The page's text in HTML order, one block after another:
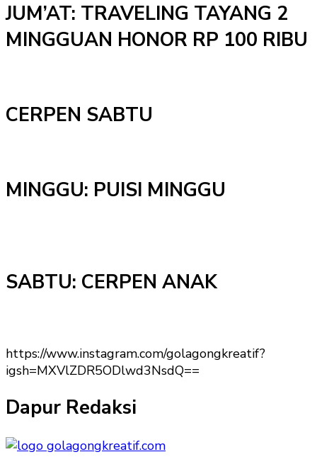
JUM’AT: TRAVELING TAYANG 2
MINGGUAN HONOR RP 100 RIBU
CERPEN SABTU
MINGGU: PUISI MINGGU
SABTU: CERPEN ANAK
https://www.instagram.com/golagongkreatif?
igsh=MXVlZDR5ODlwd3NsdQ==
Dapur Redaksi